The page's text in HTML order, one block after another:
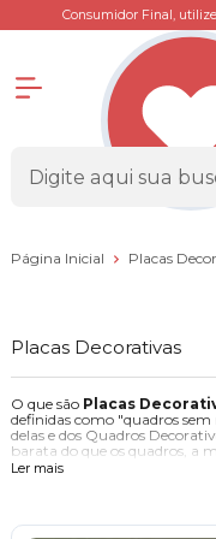
Consumidor Final,
Página Inicial Placas
Placas Decorativas
O que são Placas
definidas como "quadros
delas e dos Quadros
barata do que os quadros, a
centro é a mesma porém as
utilizam fita dupla face na
Ler mais